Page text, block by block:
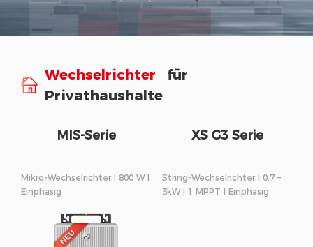
Wechselrichter
für
Privathaushalte
MIS-Serie
Mikro-Wechselrichter I 800 W I
Einphasig
XS G3 Serie
String-Wechselrichter I 0.7 –
3kW I 1 MPPT I Einphasig